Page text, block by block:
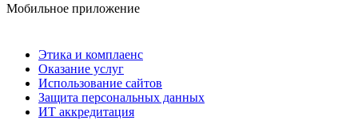
Мобильное приложение
Этика и комплаенс
Оказание услуг
Использование сайтов
Защита персональных данных
ИТ аккредитация